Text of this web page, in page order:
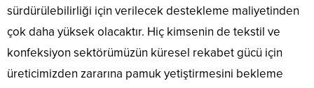
sürdürülebilirliği için verilecek destekleme maliyetinden
çok daha yüksek olacaktır. Hiç kimsenin de tekstil ve
konfeksiyon sektörümüzün küresel rekabet gücü için
üreticimizden zararına pamuk yetiştirmesini bekleme